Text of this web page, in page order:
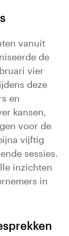
vanuit
de
vier
deze
en
kansen,
voor de
vijftig
sessies.
inzichten
in